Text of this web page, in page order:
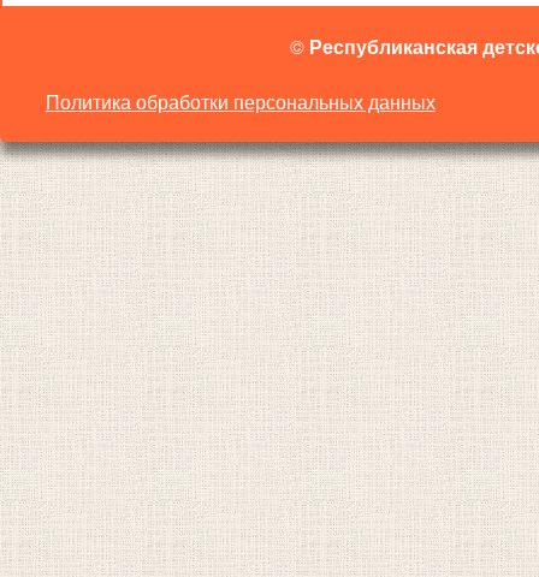
© Республиканская
Политика обработки персональных данных